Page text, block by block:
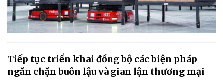
Tiếp tục triển khai đồng bộ các biện pháp
ngăn chặn buôn lậu và gian lận thương mại